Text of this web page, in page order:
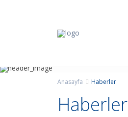
Anasayfa Haberler
Haberler